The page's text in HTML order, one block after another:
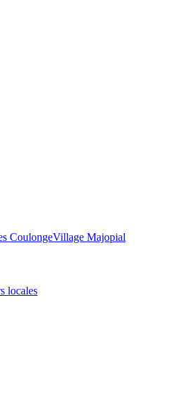
CoulongeVillage Majopial
locales